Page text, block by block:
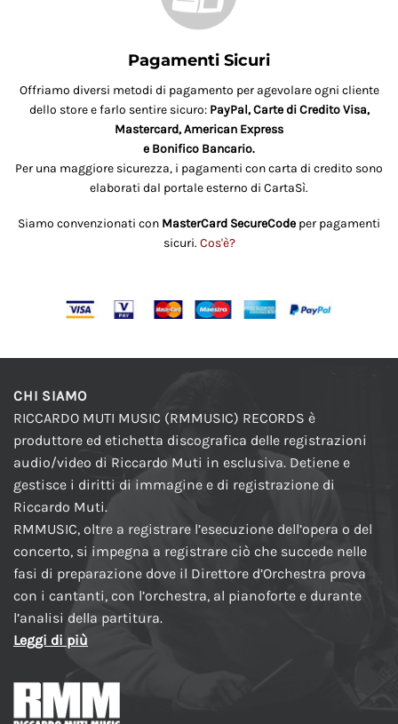
Pagamenti Sicuri
Offriamo diversi metodi di pagamento per agevolare ogni cliente
dello store e farlo sentire sicuro: PayPal, Carte di Credito Visa,
Mastercard, American Express
e Bonifico Bancario.
Per una maggiore sicurezza, i pagamenti con carta di credito sono
elaborati dal portale esterno di CartaSì.
Siamo convenzionati con MasterCard SecureCode per pagamenti
sicuri. Cos'è?
CHI SIAMO
RICCARDO MUTI MUSIC (RMMUSIC) RECORDS è
produttore ed etichetta discografica delle registrazioni
audio/video di Riccardo Muti in esclusiva. Detiene e
gestisce i diritti di immagine e di registrazione di
Riccardo Muti.
RMMUSIC, oltre a registrare l’esecuzione dell’opera o del
concerto, si impegna a registrare ciò che succede nelle
fasi di preparazione dove il Direttore d’Orchestra prova
con i cantanti, con l’orchestra, al pianoforte e durante
l’analisi della partitura.
Leggi di più